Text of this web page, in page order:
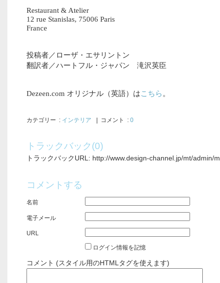
Restaurant & Atelier
12 rue Stanislas, 75006 Paris
France
投稿者／ローザ・エサリントン
翻訳者／ハートフル・ジャパン 滝沢英臣
Dezeen.com オリジナル（英語）はこちら 。
カテゴリー : インテリア | コメント : 0
トラックバック(0)
トラックバックURL: http://www.design-channel.jp/mt/admin/
コメントする
名前
電子メール
URL
ログイン情報を記憶
コメント (スタイル用のHTMLタグを使えます)